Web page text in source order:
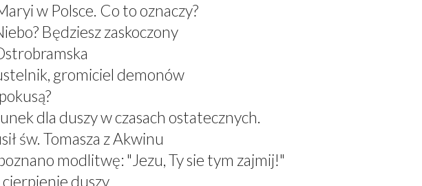
w Polsce. Co to oznaczy?
Będziesz zaskoczony
gromiciel demonów
dla duszy w czasach ostatecznych.
św. Tomasza z Akwinu
modlitwę: "Jezu, Ty sie tym zajmij!"
duszy